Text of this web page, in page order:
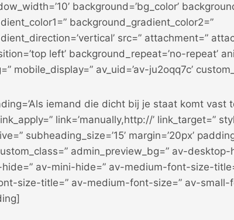
background=’bg_color’
background_gradient_color2=”
src=” attachment=”
left’ background_repeat=’no-repeat’
mobile_display=” av_uid=’av-ju2oqq7c’
iemand die dicht bij je staat komt vast
link_apply=” link=’manually,http://’ link_target=”
subheading_size=’15’ margin=’20px’
admin_preview_bg=” av-
hide=” av-mini-hide=” av-medium-font-size-
size-title=” av-medium-font-size=” av-